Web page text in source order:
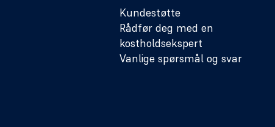
Kundestøtte
Rådfør deg med en
kostholdsekspert
Vanlige spørsmål og svar